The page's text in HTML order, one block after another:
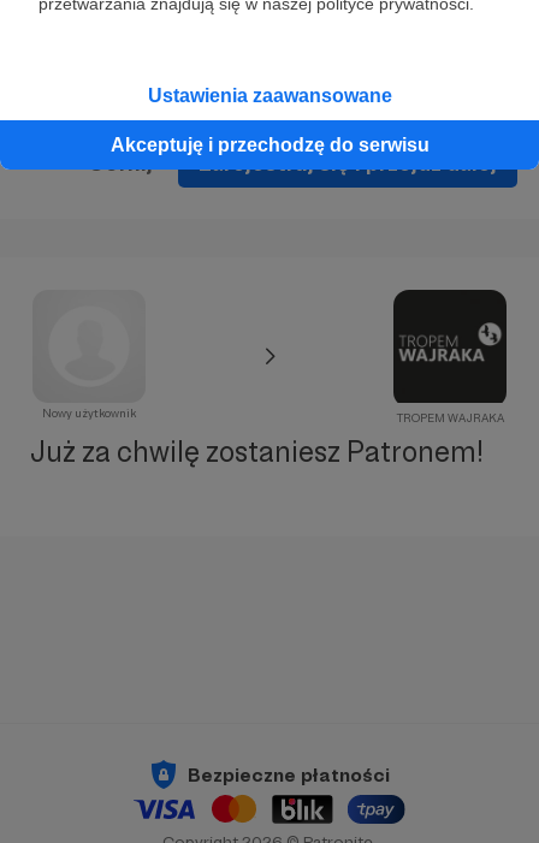
Ustawienia zaawansowane
Akceptuję i przechodzę do serwisu
Zarejestruj się i przejdź dalej
Nowy użytkownik TROPEM WAJRAKA
Już za chwilę zostaniesz Patronem!
Bezpieczne płatności